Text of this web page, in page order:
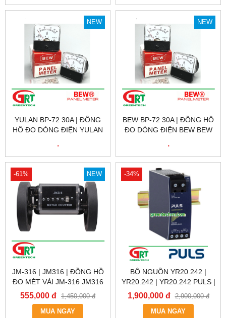
NEW
YULAN BP-72 30A | ĐỒNG
HỒ ĐO DÒNG ĐIỆN YULAN
.
NEW
BEW BP-72 30A | ĐỒNG HỒ
ĐO DÒNG ĐIỆN BEW BEW
.
-61% NEW
JM-316 | JM316 | ĐỒNG HỒ
ĐO MÉT VẢI JM-316 JM316
| JM316 ĐẾM CHIỀU DÀI
555,000 đ 1,450,000 đ
MUA NGAY
-34%
BỘ NGUỒN YR20.242 |
YR20.242 | YR20.242 PULS |
YR20.242 | BỘ NGUỒN 12-
48V, 2*20A, CODE:
YR20.242 | PULS VIETNAM
1,900,000 đ 2,900,000 đ
MUA NGAY